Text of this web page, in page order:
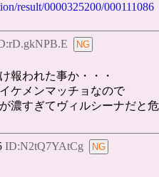
result/0000325200/000111086
報われた事か・・・
ケメンマッチョなので
濃すぎてヴィルシーナだと危
ID:N2tQ7YAtCg